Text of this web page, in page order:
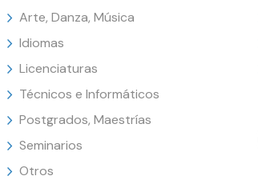
Arte, Danza, Música
Idiomas
Licenciaturas
Técnicos e Informáticos
Postgrados, Maestrías
Seminarios
Otros